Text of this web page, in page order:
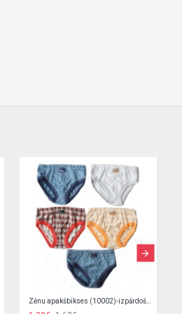
Zēnu bokseršorti 2 gab. BMB-0013